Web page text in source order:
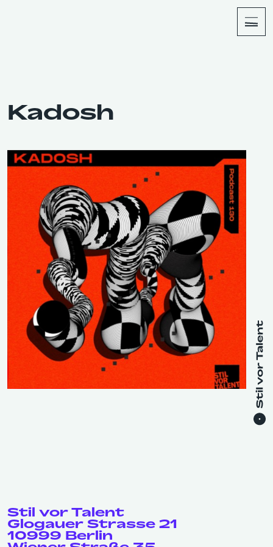
Kadosh
Stil vor Talent
Glogauer Strasse 21
10999 Berlin